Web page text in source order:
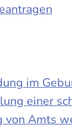
im
einer
von Amts